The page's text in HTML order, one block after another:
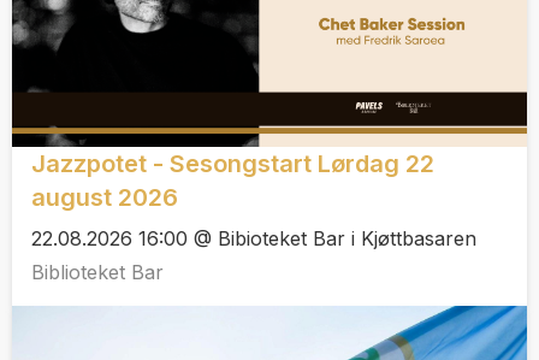
Jazzpotet - Sesongstart Lørdag 22
august 2026
22.08.2026 16:00 @ Bibioteket Bar i Kjøttbasaren
Biblioteket Bar